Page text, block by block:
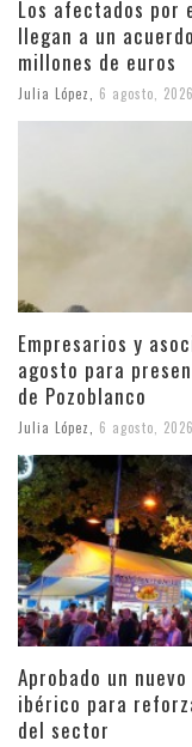
Los afectados por
llegan a un
millones de euros
Julia López, 6 agosto, 2026
Empresarios y
agosto para
de Pozoblanco
Julia López 6 agosto, 2026
Aprobado un
ibérico para
del sector